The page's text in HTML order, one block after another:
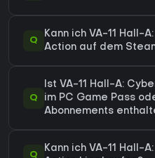
Q
Kann ich VA-11 Hall-
Action auf dem
Q
Ist VA-11 Hall-A:
im PC Game Pass
Abonnements
Q
Kann ich VA-11 Hall-